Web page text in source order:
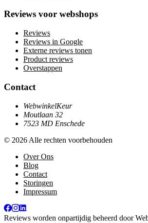
Reviews voor webshops
Reviews
Reviews in Google
Externe reviews tonen
Product reviews
Overstappen
Contact
WebwinkelKeur
Moutlaan 32
7523 MD Enschede
© 2026 Alle rechten voorbehouden
Over Ons
Blog
Contact
Storingen
Impressum
Reviews worden onpartijdig beheerd door